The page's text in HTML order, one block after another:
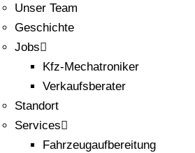
Unser Team
Geschichte
Jobs
Kfz-Mechatroniker
Verkaufsberater
Standort
Services
Fahrzeugaufbereitung